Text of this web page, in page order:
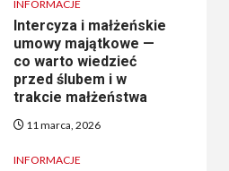
INFORMACJE
Intercyza i małżeńskie
umowy majątkowe —
co warto wiedzieć
przed ślubem i w
trakcie małżeństwa
11 marca, 2026
INFORMACJE